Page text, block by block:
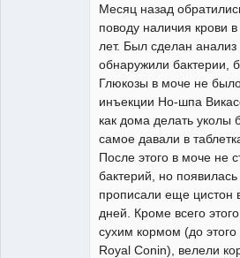
Месяц назад
поводу наличия крови
лет. Был сделан
обнаружили бактерии,
Глюкозы в моче не
инъекции Но-шпа
как дома делать уколы
самое давали в
После этого в моче не
бактерий, но
прописали еще цистон
дней. Кроме всего
сухим кормом (до
Royal Conin), велели